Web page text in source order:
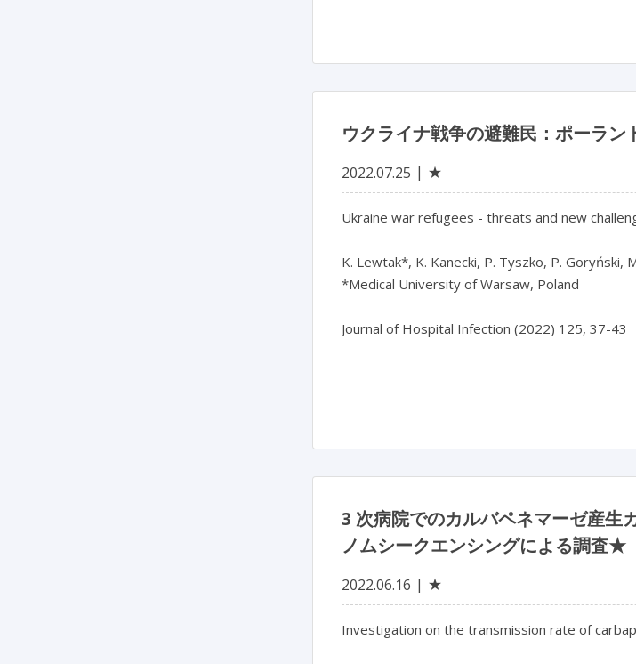
ウクライナ戦争の避難民：ポーラ
2022.07.25 ★
Ukraine war refugees - threats and new
K. Lewtak*, K. Kanecki, P. Tyszko, P. Goryński,
*Medical University of Warsaw, Poland
Journal of Hospital Infection (2022) 125, 37-43
3 次病院でのカルバペネマーゼ産生
ノムシークエンシングによる調査★
2022.06.16 ★
Investigation on the transmission rate of